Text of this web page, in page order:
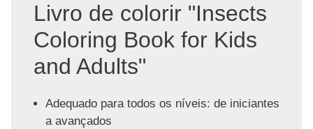
Livro de colorir "Insects
Coloring Book for Kids
and Adults"
Adequado para todos os níveis: de iniciantes
a avançados